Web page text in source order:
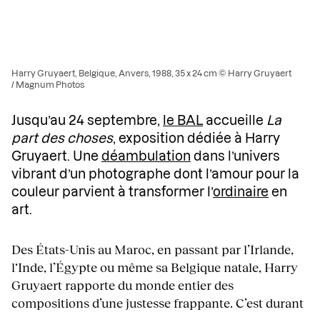
Harry Gruyaert, Belgique, Anvers, 1988, 35 x 24 cm © Harry Gruyaert
/ Magnum Photos
Jusqu’au 24 septembre, le BAL accueille La
part des choses, exposition dédiée à Harry
Gruyaert. Une déambulation dans l’univers
vibrant d’un photographe dont l’amour pour la
couleur parvient à transformer l’ordinaire en
art.
Des États-Unis au Maroc, en passant par l’Irlande,
l‘Inde, l’Égypte ou même sa Belgique natale, Harry
Gruyaert rapporte du monde entier des
compositions d’une justesse frappante. C’est durant